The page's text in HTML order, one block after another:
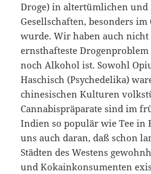
Droge) in altertümlichen und
Gesellschaften, besonders
wurde. Wir haben auch nicht
ernsthafteste Drogenproblem
noch Alkohol ist. Sowohl
Haschisch (Psychedelika)
chinesischen Kulturen
Cannabispräparate sind im
Indien so populär wie Tee
uns auch daran, daß schon
Städten des Westens
und Kokainkonsumenten